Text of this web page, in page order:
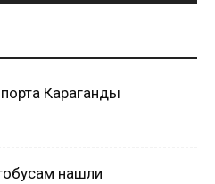
Караганды
нашли